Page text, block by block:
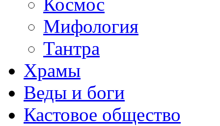
Космос
Мифология
Тантра
Храмы
Веды и боги
Кастовое общество